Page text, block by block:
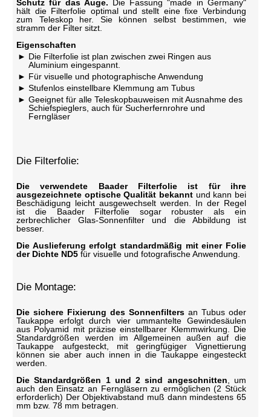
Schutz für das Auge. Die Fassung "made in Germany"
hält die Filterfolie optimal und stellt eine fixe Verbindung
zum Teleskop her. Sie können selbst bestimmen, wie
stramm der Filter sitzt.
Eigenschaften
Die Filterfolie ist plan zwischen zwei Ringen aus
Aluminium eingespannt.
Für visuelle und photographische Anwendung
Stufenlos einstellbare Klemmung am Tubus
Geeignet für alle Teleskopbauweisen mit Ausnahme des
Schiefspieglers, auch für Sucherfernrohre und
Ferngläser
Die Filterfolie:
Die verwendete Baader Filterfolie ist für ihre
ausgezeichnete optische Qualität bekannt und kann bei
Beschädigung leicht ausgewechselt werden. In der Regel
ist die Baader Filterfolie sogar robuster als ein
zerbrechlicher Glas-Sonnenfilter und die Abbildung ist
besser.
Die Auslieferung erfolgt standardmäßig mit einer Folie
der Dichte ND5 für visuelle und fotografische Anwendung.
Die Montage:
Die sichere Fixierung des Sonnenfiltersan Tubus oder
Taukappe erfolgt durch vier ummantelte Gewindesäulen
aus Polyamid mit präzise einstellbarer Klemmwirkung. Die
Standardgrößen werden im Allgemeinen außen auf die
Taukappe aufgesteckt, mit geringfügiger Vignettierung
können sie aber auch innen in die Taukappe eingesteckt
werden.
Die Standardgrößen 1 und 2 sind angeschnitten, um
auch den Einsatz an Ferngläsern zu ermöglichen (2 Stück
erforderlich) Der Objektivabstand muß dann mindestens 65
mm bzw. 78 mm betragen.